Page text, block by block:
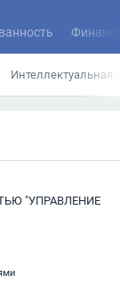
Интеллектуальная
"УПРАВЛЕНИЕ